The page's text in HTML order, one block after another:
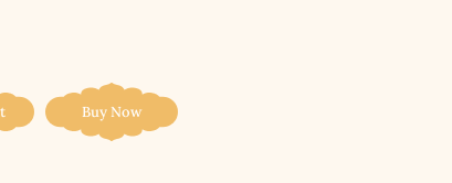
Buy Now